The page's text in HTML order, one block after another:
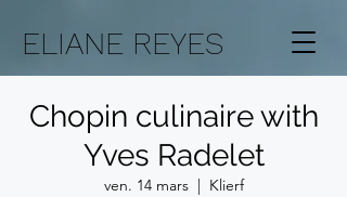
ELIANE REYES
Chopin culinaire with
Yves Radelet
ven. 14 mars
  |
Klierf